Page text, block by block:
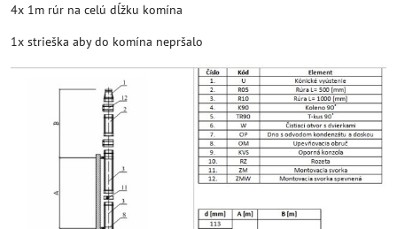
4x 1m rúr na celú dĺžku komína
1x strieška aby do komína nepršalo